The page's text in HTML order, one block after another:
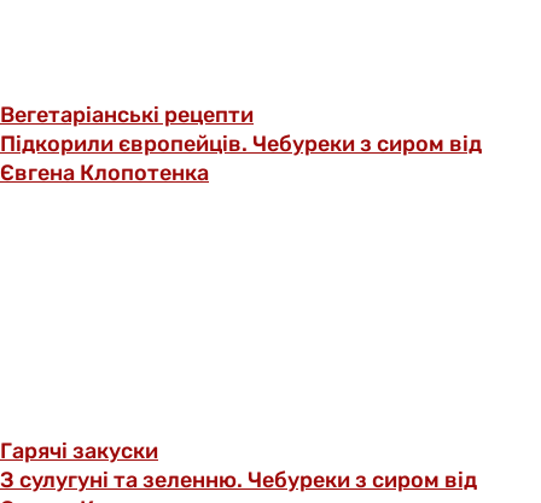
Вегетаріанські рецепти
Підкорили європейців. Чебуреки з сиром від
Євгена Клопотенка
Гарячі закуски
З сулугуні та зеленню. Чебуреки з сиром від